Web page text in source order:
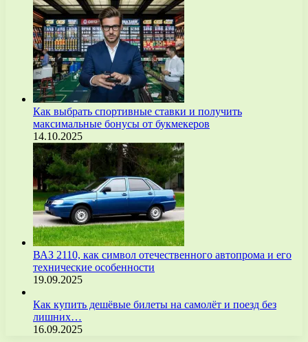
Как выбрать спортивные ставки и получить
максимальные бонусы от букмекеров
14.10.2025
ВАЗ 2110, как символ отечественного автопрома и его
технические особенности
19.09.2025
Как купить дешёвые билеты на самолёт и поезд без
лишних…
16.09.2025